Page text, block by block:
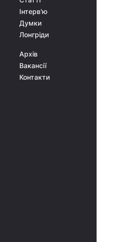
Інтерв'ю
Думки
Лонгріди
Архів
Вакансії
Контакти